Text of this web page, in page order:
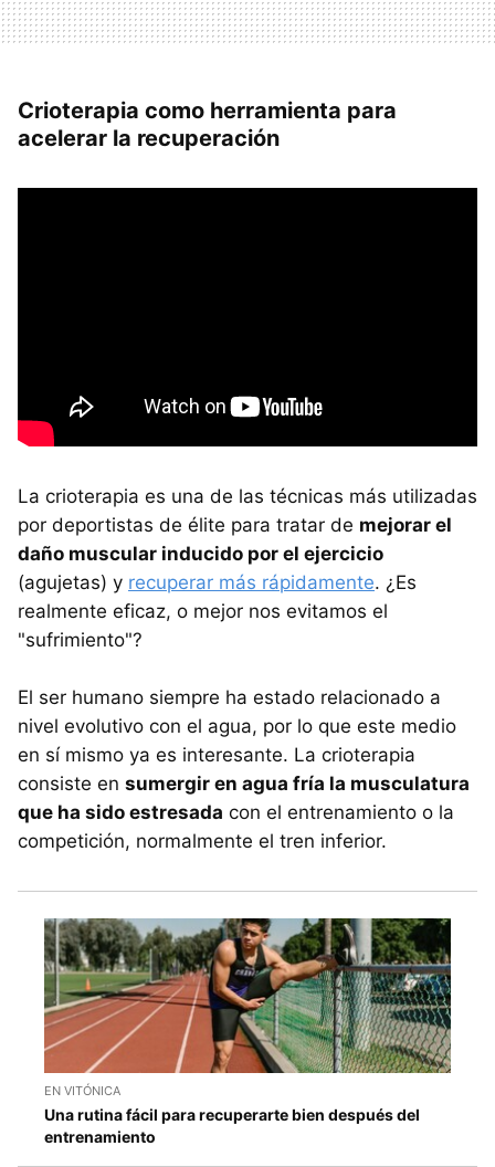
Crioterapia como herramienta para
acelerar la recuperación
La crioterapia es una de las técnicas más utilizadas
por deportistas de élite para tratar de mejorar el
daño muscular inducido por el ejercicio
(agujetas) y recuperar más rápidamente. ¿Es
realmente eficaz, o mejor nos evitamos el
"sufrimiento"?
El ser humano siempre ha estado relacionado a
nivel evolutivo con el agua, por lo que este medio
en sí mismo ya es interesante. La crioterapia
consiste en sumergir en agua fría la musculatura
que ha sido estresada con el entrenamiento o la
competición, normalmente el tren inferior.
EN VITÓNICA
Una rutina fácil para recuperarte bien después del
entrenamiento